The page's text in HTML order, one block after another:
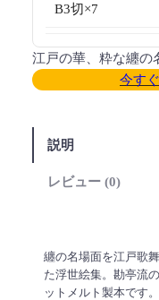
B3切×7
江戸の華、粋な纏の
今す
説明
レビュー (0)
纏の名場面を江戸歌
た浮世絵集。勘亭流
ットメルト製本です。